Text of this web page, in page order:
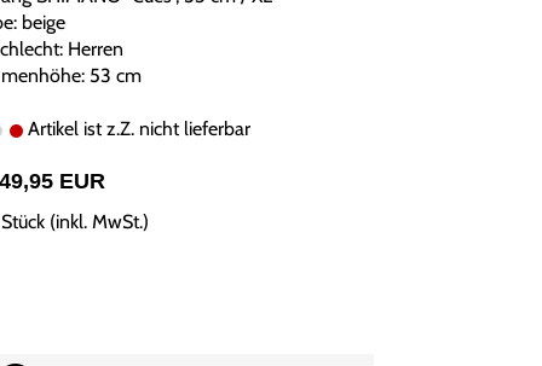
beige
Herren
53 cm
Artikel ist z.Z. nicht lieferbar
EUR
(inkl. MwSt.)